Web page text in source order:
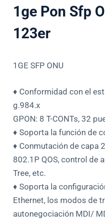
1ge Pon Sfp
123er
1GE SFP ONU
♦ Conformidad con el
g.984.x
GPON: 8 T-CONTs, 32
♦ Soporta la función de
♦ Conmutación de capa
802.1P QOS, control de
Tree, etc.
♦ Soporta la
Ethernet, los modos de
autonegociación MDI/